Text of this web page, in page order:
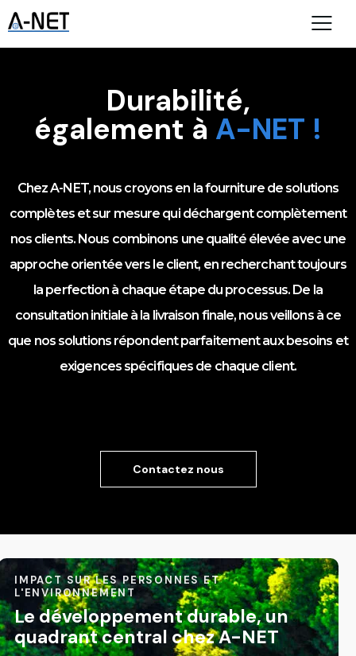
Durabilité,
également à A-NET !
Chez A-NET, nous croyons en la fourniture de solutions
complètes et sur mesure qui déchargent complètement
nos clients. Nous combinons une qualité élevée avec une
approche orientée vers le client, en recherchant toujours
la perfection à chaque étape du processus. De la
consultation initiale à la livraison finale, nous veillons à ce
que nos solutions répondent parfaitement aux besoins et
exigences spécifiques de chaque client.
Contactez nous
IMPACT SUR LES PERSONNES ET
L'ENVIRONNEMENT
Le développement durable, un
quadrant central chez A-NET